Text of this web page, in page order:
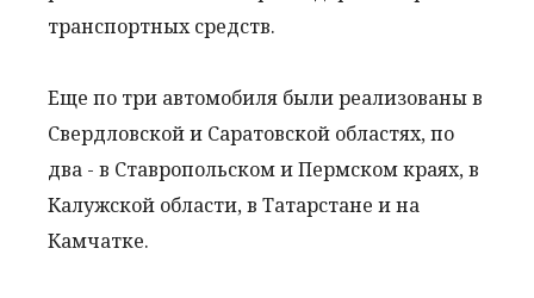
транспортных средств.
Еще по три автомобиля были реализованы в
Свердловской и Саратовской областях, по
два - в Ставропольском и Пермском краях, в
Калужской области, в Татарстане и на
Камчатке.